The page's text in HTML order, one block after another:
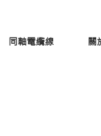
同軸電纜線 關